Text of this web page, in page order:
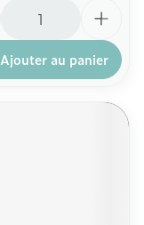
Ajouter au panier